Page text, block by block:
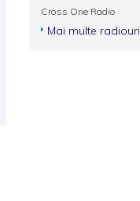
Cross One Radio
Mai multe radiouri